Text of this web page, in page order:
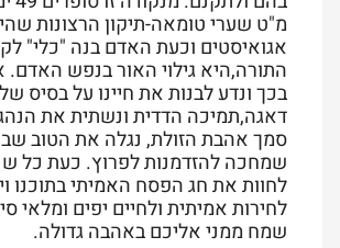
מ"ט שערי טומאה-תיקון הרצונות
אגואיסטים וכעת האדם בנה "כלי"
התורה,היא גילוי האור בנפש האדם.
בכך ונדע לבנות את חיינו על בסיס של
דאגה,תמיכה הדדית ונשתית את
סמך אהבת הזולת, נגלה את הטוב
שמחכה להזדמנות לפרוץ. כעת כל
לחוות את חג הפסח האמיתי בתוכנו
לחירות אמיתית ולחיים יפים ומלאי
שמח ממני אליכם באהבה גדולה.